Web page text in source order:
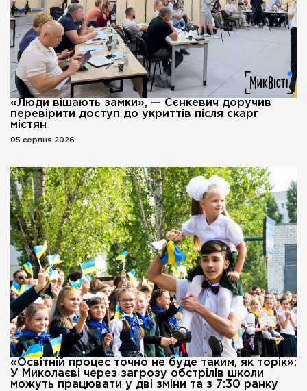
«Люди вішають замки», — Сєнкевич доручив
перевірити доступ до укриттів після скарг
містян
05 серпня 2026
«Освітній процес точно не буде таким, як торік»:
У Миколаєві через загрозу обстрілів школи
можуть працювати у дві зміни та з 7:30 ранку